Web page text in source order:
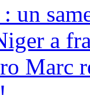
un
a
Marc